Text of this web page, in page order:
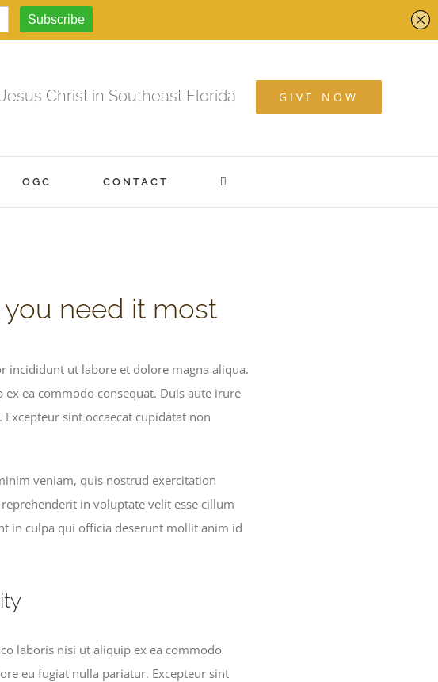
Christ in Southeast Florida GIVE NOW
OGC CONTACT
you need it most
incididunt ut labore et dolore magna aliqua.
ea commodo consequat. Duis aute irure
sint occaecat cupidatat non
veniam, quis nostrud exercitation
in voluptate velit esse cillum
in culpa qui officia deserunt mollit anim id
laboris nisi ut aliquip ex ea commodo
eu fugiat nulla pariatur. Excepteur sint